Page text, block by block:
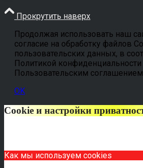
Прокрутить наверх
Продолжая использовать наш
согласие на обработку файлов
пользовательских данных, в
Политикой конфиденциальности
Пользовательским соглашением
OK
Cookie и настройки
Как мы используем cookies